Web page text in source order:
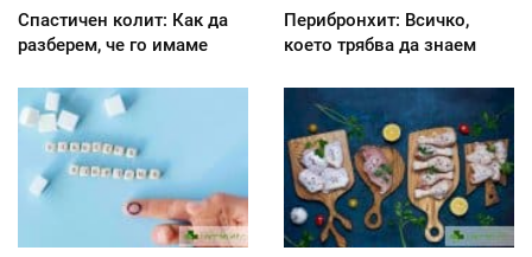
Спастичен колит: Как да
разберем, че го имаме
Перибронхит: Всичко,
което трябва да знаем